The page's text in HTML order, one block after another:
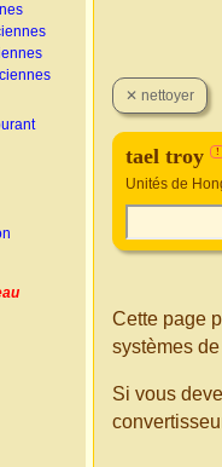
tael troy !
Unités de
Cette page
systèmes
Si vous